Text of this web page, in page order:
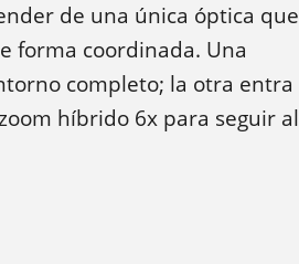
de una única óptica que
forma coordinada. Una
completo; la otra entra
híbrido 6x para seguir al